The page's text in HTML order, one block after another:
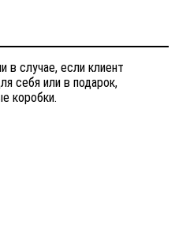
в случае, если клиент
себя или в подарок,
коробки.